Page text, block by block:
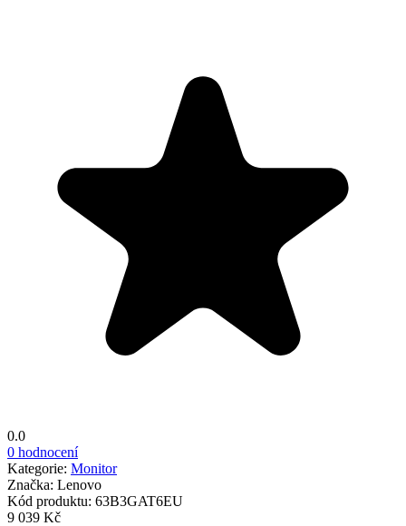
0.0
0 hodnocení
Kategorie: Monitor
Značka: Lenovo
Kód produktu: 63B3GAT6EU
9 039 Kč